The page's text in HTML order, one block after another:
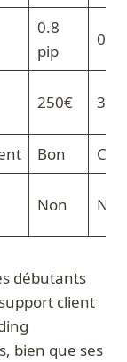
0.8
pip
0.6
250€
Bon
Non Non
débutants
client
bien que ses